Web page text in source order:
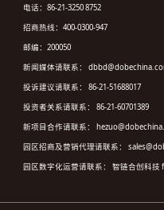
电话：86-21-3250 8752
招商热线：400-0300-947
邮编：200050
新闻媒体请联系：
投诉建议请联系： 86-21-51688017
投资者关系请联系： 86-21-60701389
新项目合作请联系：
园区招商及营销代理请联系：
园区数字化运营请联系： 智链合创科技